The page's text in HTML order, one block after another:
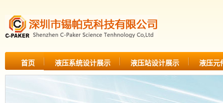
首页 液压系统设计展示 液压站设计展示 液压元